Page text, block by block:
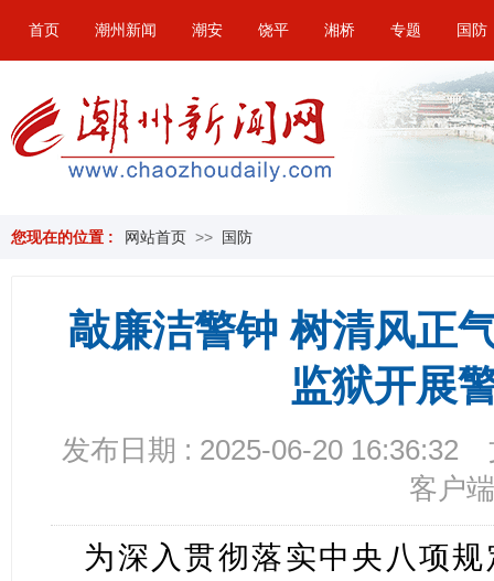
首页 潮州新闻 潮安 饶平 湘桥 专题 国防
您现在的位置 : 网站首页 >> 国防
敲廉洁警钟 树清风正
监狱开展
发布日期 : 2025-06-20 16:36:32
客户端
为深入贯彻落实中央八项